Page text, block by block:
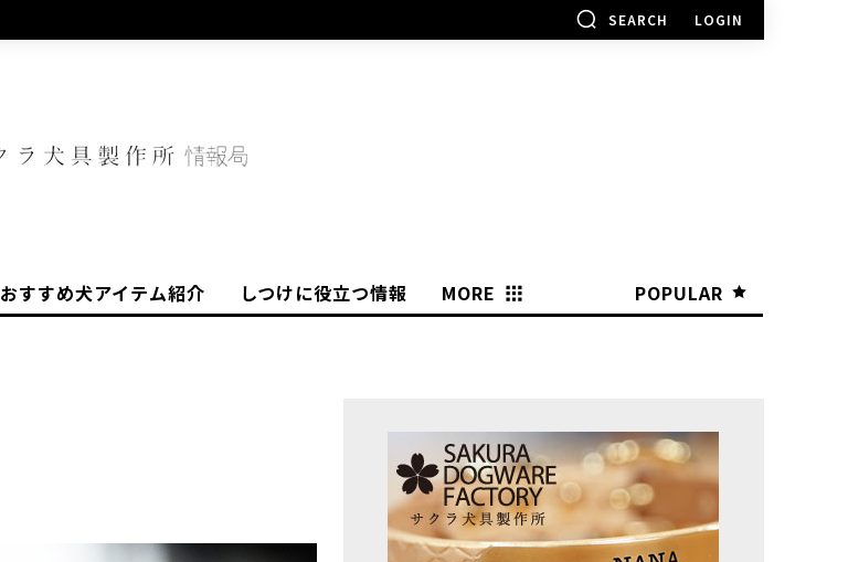
SEARCH LOGIN
POPULAR
おすすめ犬アイテム紹介 しつけに役立つ情報 MORE